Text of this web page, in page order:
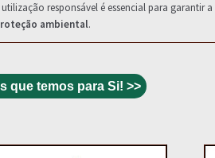
utilização responsável é essencial para garantir a
ambiental.
que temos para Si! >>